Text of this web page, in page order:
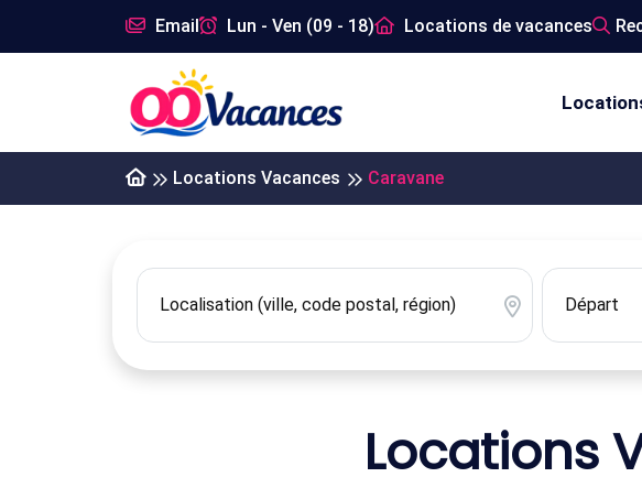
Email Lun - Ven (09 - 18) Locations de vacances
Locations Vacances Caravane
Locations